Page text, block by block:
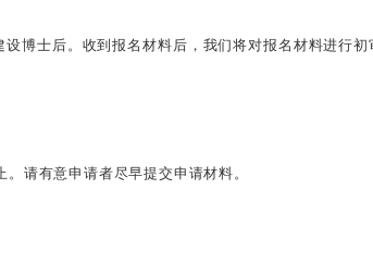
博士后。收到报名材料后，我们将对报名材料进行
请有意申请者尽早提交申请材料。